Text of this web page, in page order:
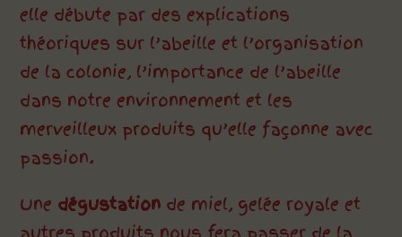
elle débute par des explications
théoriques sur l’abeille et l’organisation
de la colonie, l’importance de l’abeille
dans notre environnement et les
merveilleux produits qu’elle façonne avec
passion.
Une dégustation de miel, gelée royale et